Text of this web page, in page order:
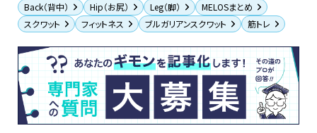
Back（背中） Hip（お尻） Leg（脚）
MELOSまとめ
スクワット
フィットネス ブルガリアンスクワット 筋トレ